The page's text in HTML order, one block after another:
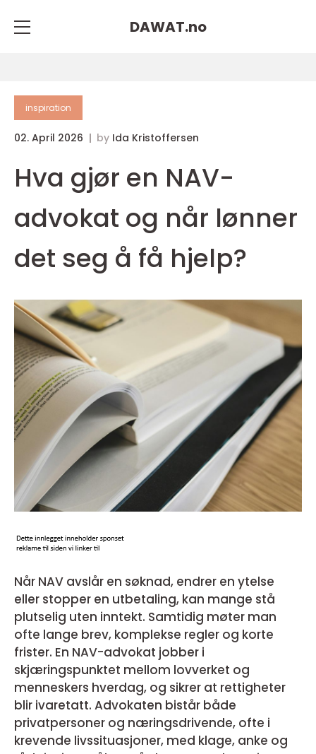
DAWAT.no
inspiration
02. April 2026 by Ida Kristoffersen
Hva gjør en NAV-
advokat og når lønner
det seg å få hjelp?
Når NAV avslår en søknad, endrer en ytelse
eller stopper en utbetaling, kan mange stå
plutselig uten inntekt. Samtidig møter man
ofte lange brev, komplekse regler og korte
frister. En NAV-advokat jobber i
skjæringspunktet mellom lovverket og
menneskers hverdag, og sikrer at rettigheter
blir ivaretatt. Advokaten bistår både
privatpersoner og næringsdrivende, ofte i
krevende livssituasjoner, med klage, anke og